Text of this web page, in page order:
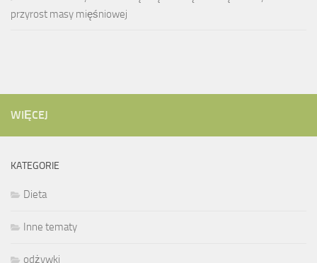
przyrost masy mięśniowej
WIĘCEJ
KATEGORIE
Dieta
Inne tematy
odżywki